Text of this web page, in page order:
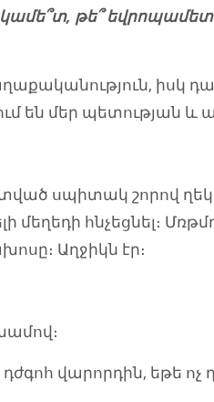
թե՞ եվրոպամետ
իսկ
են մեր պետության և
սպիտակ շորով
մեղեդի հնչեցնել։
Աղջիկն էր։
վարորդին, եթե ոչ